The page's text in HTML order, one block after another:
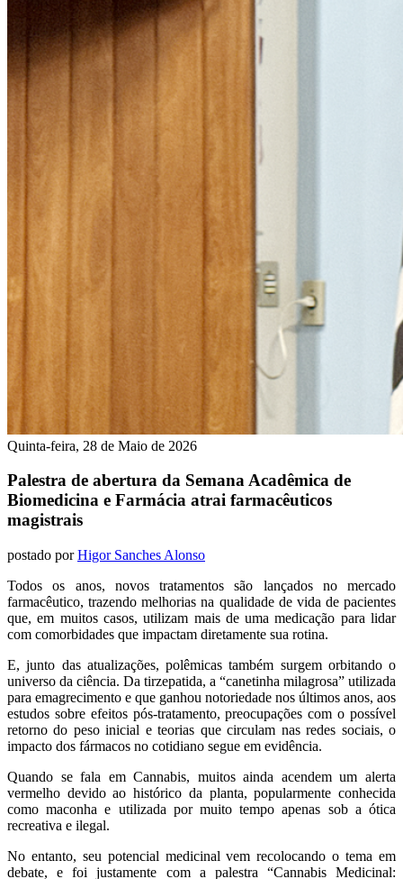
Quinta-feira, 28 de Maio de 2026
Palestra de abertura da Semana Acadêmica de
Biomedicina e Farmácia atrai farmacêuticos
magistrais
postado porHigor Sanches Alonso
Todos os anos, novos tratamentos são lançados no mercado
farmacêutico, trazendo melhorias na qualidade de vida de pacientes
que, em muitos casos, utilizam mais de uma medicação para lidar
com comorbidades que impactam diretamente sua rotina.
E, junto das atualizações, polêmicas também surgem orbitando o
universo da ciência. Da tirzepatida, a “canetinha milagrosa” utilizada
para emagrecimento e que ganhou notoriedade nos últimos anos, aos
estudos sobre efeitos pós-tratamento, preocupações com o possível
retorno do peso inicial e teorias que circulam nas redes sociais, o
impacto dos fármacos no cotidiano segue em evidência.
Quando se fala em Cannabis, muitos ainda acendem um alerta
vermelho devido ao histórico da planta, popularmente conhecida
como maconha e utilizada por muito tempo apenas sob a ótica
recreativa e ilegal.
No entanto, seu potencial medicinal vem recolocando o tema em
debate, e foi justamente com a palestra “Cannabis Medicinal: